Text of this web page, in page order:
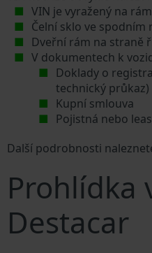
VIN je vyražený na
Čelní sklo ve
Dveřní rám na straně
V dokumentech k
Doklady o
technický průkaz)
Kupní smlouva
Pojistná nebo
Další podrobnosti
Prohlídka
Destacar